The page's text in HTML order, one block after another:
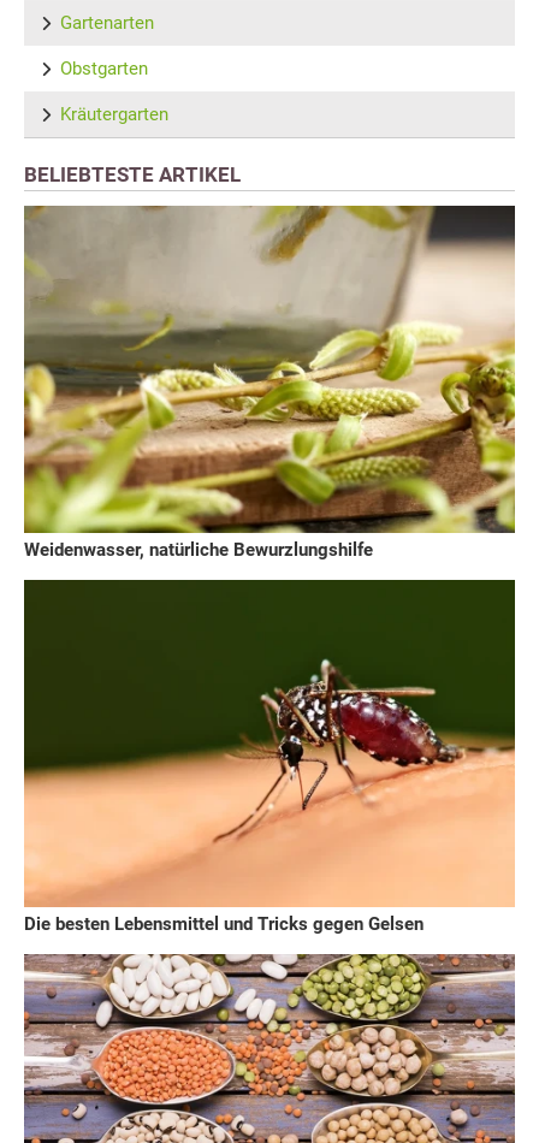
Gartenarten
Obstgarten
Kräutergarten
BELIEBTESTE ARTIKEL
Weidenwasser, natürliche Bewurzlungshilfe
Die besten Lebensmittel und Tricks gegen Gelsen